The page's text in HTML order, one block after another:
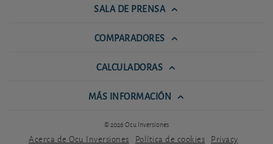
SALA DE PRENSA
COMPARADORES
CALCULADORAS
MÁS INFORMACIÓN
© 2026 Ocu Inversiones
Acerca de Ocu Inversiones Política de cookies Privacy